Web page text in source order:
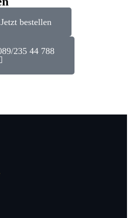
Jetzt bestellen
235 44 788